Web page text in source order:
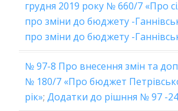
грудня 2019 року № 660/7 «Про
про зміни до бюджету -
про зміни до бюджету -
№ 97-8 Про внесення змін та
№ 180/7 «Про бюджет
рік»; Додатки до рішння № 97 -